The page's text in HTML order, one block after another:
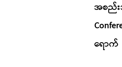
အစည်း
ရောက်